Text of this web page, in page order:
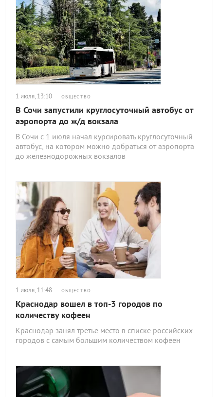
1 июля, 13:10 ОБЩЕСТВО
В Сочи запустили круглосуточный автобус от
аэропорта до ж/д вокзала
В Сочи с 1 июля начал курсировать круглосуточный
автобус, на котором можно добраться от аэропорта
до железнодорожных вокзалов
1 июля, 11:48 ОБЩЕСТВО
Краснодар вошел в топ-3 городов по
количеству кофеен
Краснодар занял третье место в списке российских
городов с самым большим количеством кофеен